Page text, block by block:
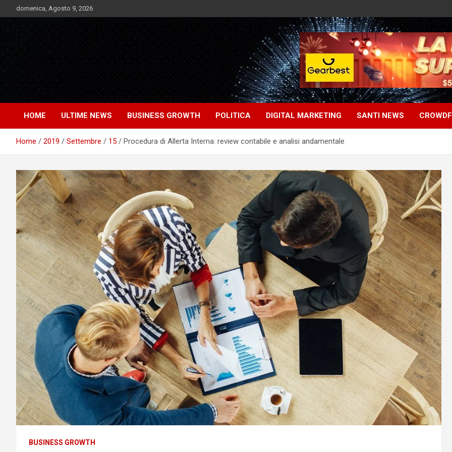
to
domenica, Agosto 9, 2026
Market News
Notizie Bomba dall'Italia e dal Mondo
HOME ULTIME NEWS BUSINESS GROWTH POLITICA DIGITAL MARKETING SANTI NEWS
Home 2019 Settembre 15 Procedura di Allerta Interna: review contabile e analisi andamentale
BUSINESS GROWTH